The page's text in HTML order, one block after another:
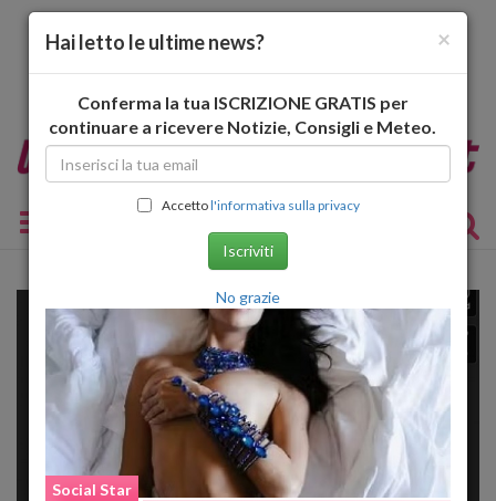
Toggle navigation
×
Hai letto le ultime news?
Conferma la tua ISCRIZIONE GRATIS per
continuare a ricevere Notizie, Consigli e Meteo.
Accettol'informativa sulla privacy
Iscriviti
No grazie
Social Star